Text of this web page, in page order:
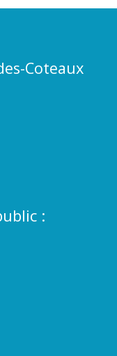
Coteaux
: